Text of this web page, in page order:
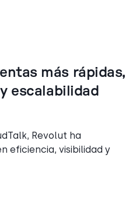
más rápidas,
escalabilidad
Revolut ha
eficiencia, visibilidad y